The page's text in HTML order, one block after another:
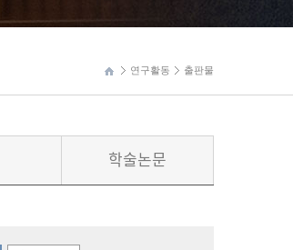
연구활동 출판물
학술논문